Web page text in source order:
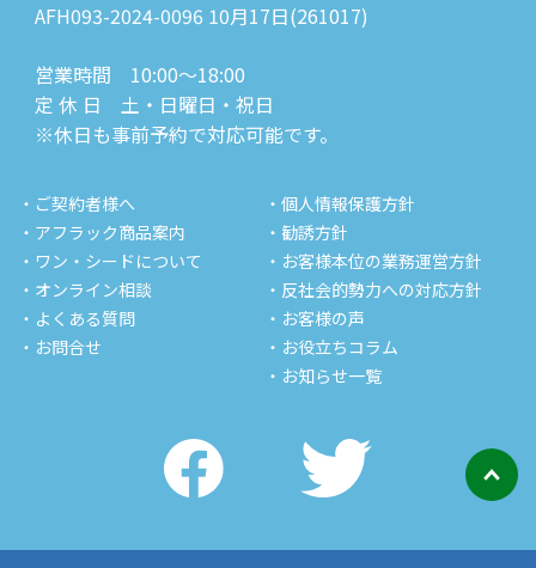
AFH093-2024-0096 10月17日(261017)
営業時間 10:00～18:00
定 休 日 土・日曜日・祝日
※休日も事前予約で対応可能です。
・ご契約者様へ
・アフラック商品案内
・ワン・シードについて
・オンライン相談
・よくある質問
・お問合せ
・個人情報保護方針
・勧誘方針
・お客様本位の業務運営方針
・反社会的勢力への対応方針
・お客様の声
・お役立ちコラム
・お知らせ一覧